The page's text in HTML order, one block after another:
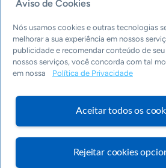
Últimas notícias
Entre em contato
Editorias
Economia & Política
Inovação & Tecnologia
Arquivo
Aviso de Cookies
Nós usamos cookies e outras tecnologias
melhorar a sua experiência em nossos
publicidade e recomendar conteúdo de
nossos serviços, você concorda com tal
em nossa
Política de Privacidade
Aceitar todos os
Rejeitar cookies